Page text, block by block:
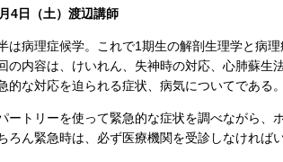
4日（土）渡辺講師
は病理症候学。これで1期生の解剖生理学と病理
の内容は、けいれん、失神時の対応、心肺蘇生
的な対応を迫られる症状、病気についてである。
ートリーを使って緊急的な症状を調べながら、
ろん緊急時は、必ず医療機関を受診しなければい